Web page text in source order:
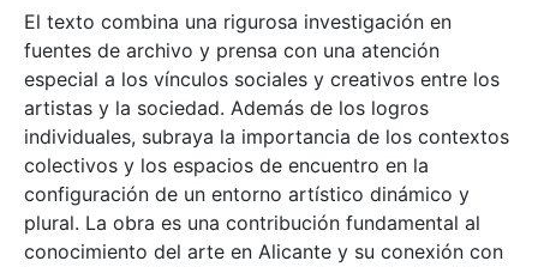
El texto combina una rigurosa investigación en
fuentes de archivo y prensa con una atención
especial a los vínculos sociales y creativos entre los
artistas y la sociedad. Además de los logros
individuales, subraya la importancia de los contextos
colectivos y los espacios de encuentro en la
configuración de un entorno artístico dinámico y
plural. La obra es una contribución fundamental al
conocimiento del arte en Alicante y su conexión con